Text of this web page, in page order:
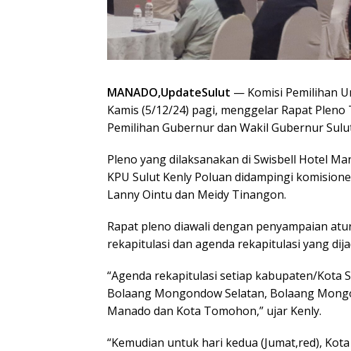
MANADO,UpdateSulut — Komisi Pemilihan
Kamis (5/12/24) pagi, menggelar Rapat
Pemilihan Gubernur dan Wakil Gubernur
Pleno yang dilaksanakan di Swisbell Hotel
KPU Sulut Kenly Poluan didampingi
Lanny Ointu dan Meidy Tinangon.
Rapat pleno diawali dengan penyampaian
rekapitulasi dan agenda rekapitulasi yang
“Agenda rekapitulasi setiap kabupaten/Kota
Bolaang Mongondow Selatan, Bolaang
Manado dan Kota Tomohon,” ujar Kenly.
“Kemudian untuk hari kedua (Jumat,red),